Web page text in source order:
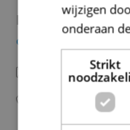
Bart Cherretté
COÖRDINATOR
bart.cherrette@so-
053 64 65 36
wijzigen
onderaan
Strikt